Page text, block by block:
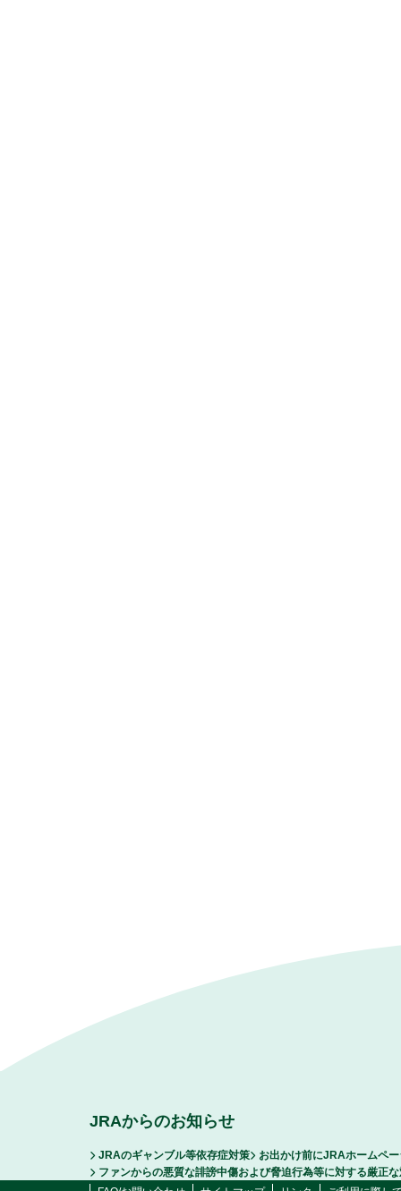
JRAからのお知らせ
JRAのギャンブル等依存症対策
お出かけ前にJRAホームペ
ファンからの悪質な誹謗中傷および脅迫行為等に対する厳正